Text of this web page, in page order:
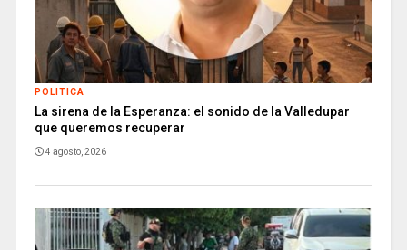
POLITICA
La sirena de la Esperanza: el sonido de la Valledupar
que queremos recuperar
4 agosto, 2026